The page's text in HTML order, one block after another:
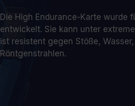
Die High Endurance-Karte wurde
entwickelt. Sie kann unter
ist resistent gegen Stöße,
Röntgenstrahlen.